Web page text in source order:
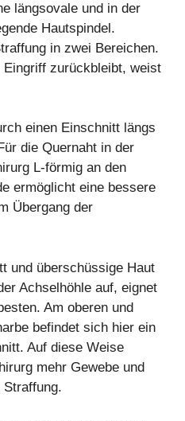
längsovale und in der
Hautspindel.
in zwei Bereichen.
Eingriff zurückbleibt, weist
einen Einschnitt längs
die Quernaht in der
L-förmig an den
ermöglicht eine bessere
Übergang der
und überschüssige Haut
Achselhöhle auf, eignet
Am oberen und
befindet sich hier ein
Auf diese Weise
mehr Gewebe und